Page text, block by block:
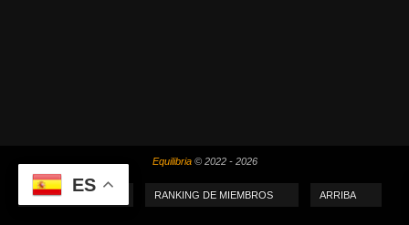
Equilibria© 2022 - 2026
MI PUNTUACIÓN RANKING DE MIEMBROS ARRIBA
ES